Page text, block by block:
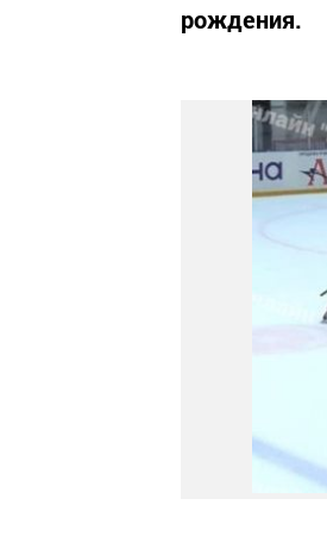
рождения.